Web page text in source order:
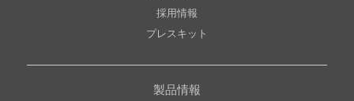
採用情報
プレスキット
製品情報